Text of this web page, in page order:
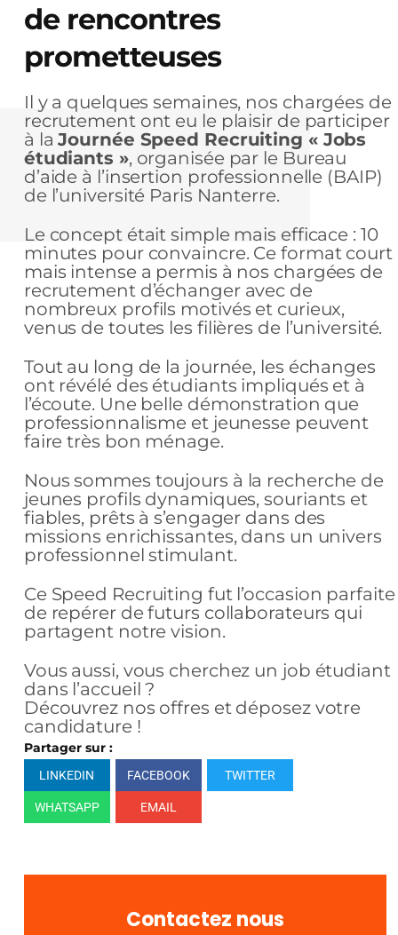
de rencontres
prometteuses
Il y a quelques semaines, nos chargées de
recrutement ont eu le plaisir de participer
à laJournée Speed Recruiting « Jobs
étudiants », organisée par le Bureau
d’aide à l’insertion professionnelle (BAIP)
de l’université Paris Nanterre.
Le concept était simple mais efficace : 10
minutes pour convaincre. Ce format court
mais intense a permis à nos chargées de
recrutement d’échanger avec de
nombreux profils motivés et curieux,
venus de toutes les filières de l’université.
Tout au long de la journée, les échanges
ont révélé des étudiants impliqués et à
l’écoute. Une belle démonstration que
professionnalisme et jeunesse peuvent
faire très bon ménage.
Nous sommes toujours à la recherche de
jeunes profils dynamiques, souriants et
fiables, prêts à s’engager dans des
missions enrichissantes, dans un univers
professionnel stimulant.
Ce Speed Recruiting fut l’occasion parfaite
de repérer de futurs collaborateurs qui
partagent notre vision.
Vous aussi, vous cherchez un job étudiant
dans l’accueil ?
Découvrez nos offres et déposez votre
candidature !
Partager sur :
LINKEDIN FACEBOOK TWITTER
WHATSAPP EMAIL
Contactez nous